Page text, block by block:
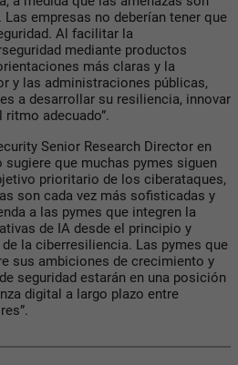
empresas no deberían tener que
Al facilitar la
mediante productos
más claras y la
y las administraciones públicas,
a desarrollar su resiliencia, innovar
adecuado”.
Senior Research Director en
sugiere que muchas pymes siguen
prioritario de los ciberataques,
son cada vez más sofisticadas y
a las pymes que integren la
de IA desde el principio y
la ciberresiliencia. Las pymes que
sus ambiciones de crecimiento y
seguridad estarán en una posición
digital a largo plazo entre